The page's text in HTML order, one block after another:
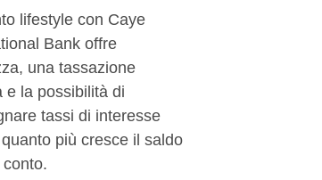
lifestyle con Caye
Bank offre
una tassazione
e la possibilità di
tassi di interesse
più cresce il saldo